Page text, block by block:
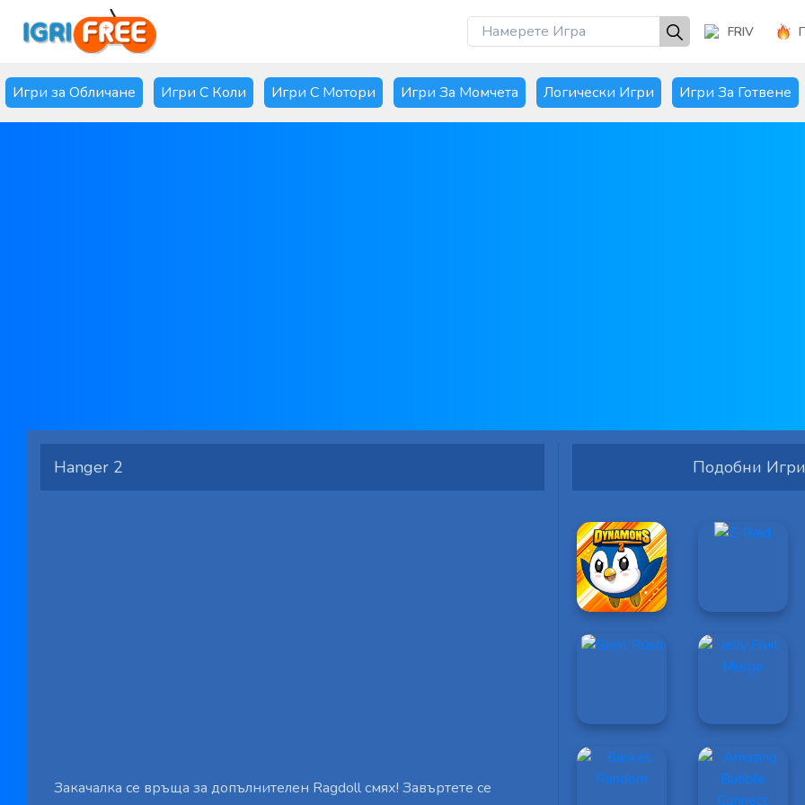
FRIV
Игри за Обличане Игри С Коли Игри С Мотори Игри За Момчета Логически Игри Игри За Готвене
Hanger 2
Закачалка се връща за допълнителен Ragdoll смях! Завъртете се
Подобни Игри